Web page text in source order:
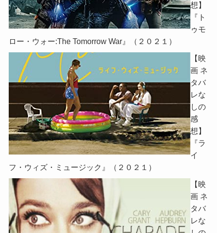
想】
『ト
ゥモ
ロー・ウォー:The Tomorrow War』（２０２１）
【映
画 ネ
タバ
レな
しの
感
想】
『ラ
イ
フ・ウィズ・ミュージック』（２０２１）
【映
画 ネ
タバ
レな